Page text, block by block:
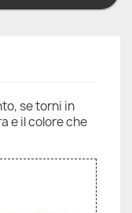
se torni in
e il colore che